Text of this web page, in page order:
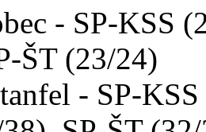
- SP-KSS
ŠT (23/24)
- SP-